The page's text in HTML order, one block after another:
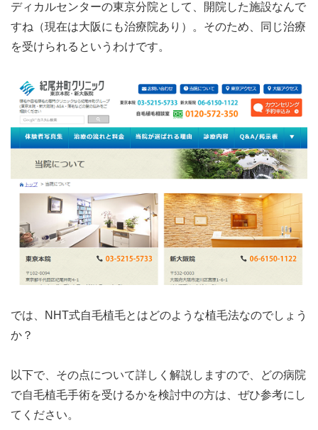
ディカルセンターの東京分院として、開院した施設なんで
すね（現在は大阪にも治療院あり）。そのため、同じ治療
を受けられるというわけです。
では、NHT式自毛植毛とはどのような植毛法なのでしょう
か？
以下で、その点について詳しく解説しますので、どの病院
で自毛植毛手術を受けるかを検討中の方は、ぜひ参考にし
てください。